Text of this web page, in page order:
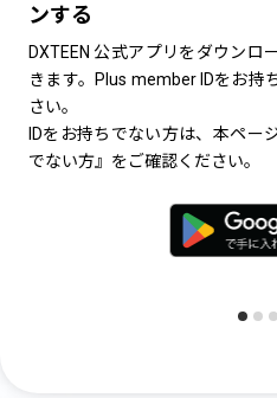
ンする
DXTEEN 公式アプリをダウンロ
きます。Plus member IDをお持
さい。
IDをお持ちでない方は、本ペー
でない方』をご確認ください。
DXTEEN 公
きます。【
す。）